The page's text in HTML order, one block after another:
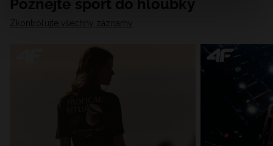
Poznejte sport do hloubky
Zkontrolujte všechny záznamy